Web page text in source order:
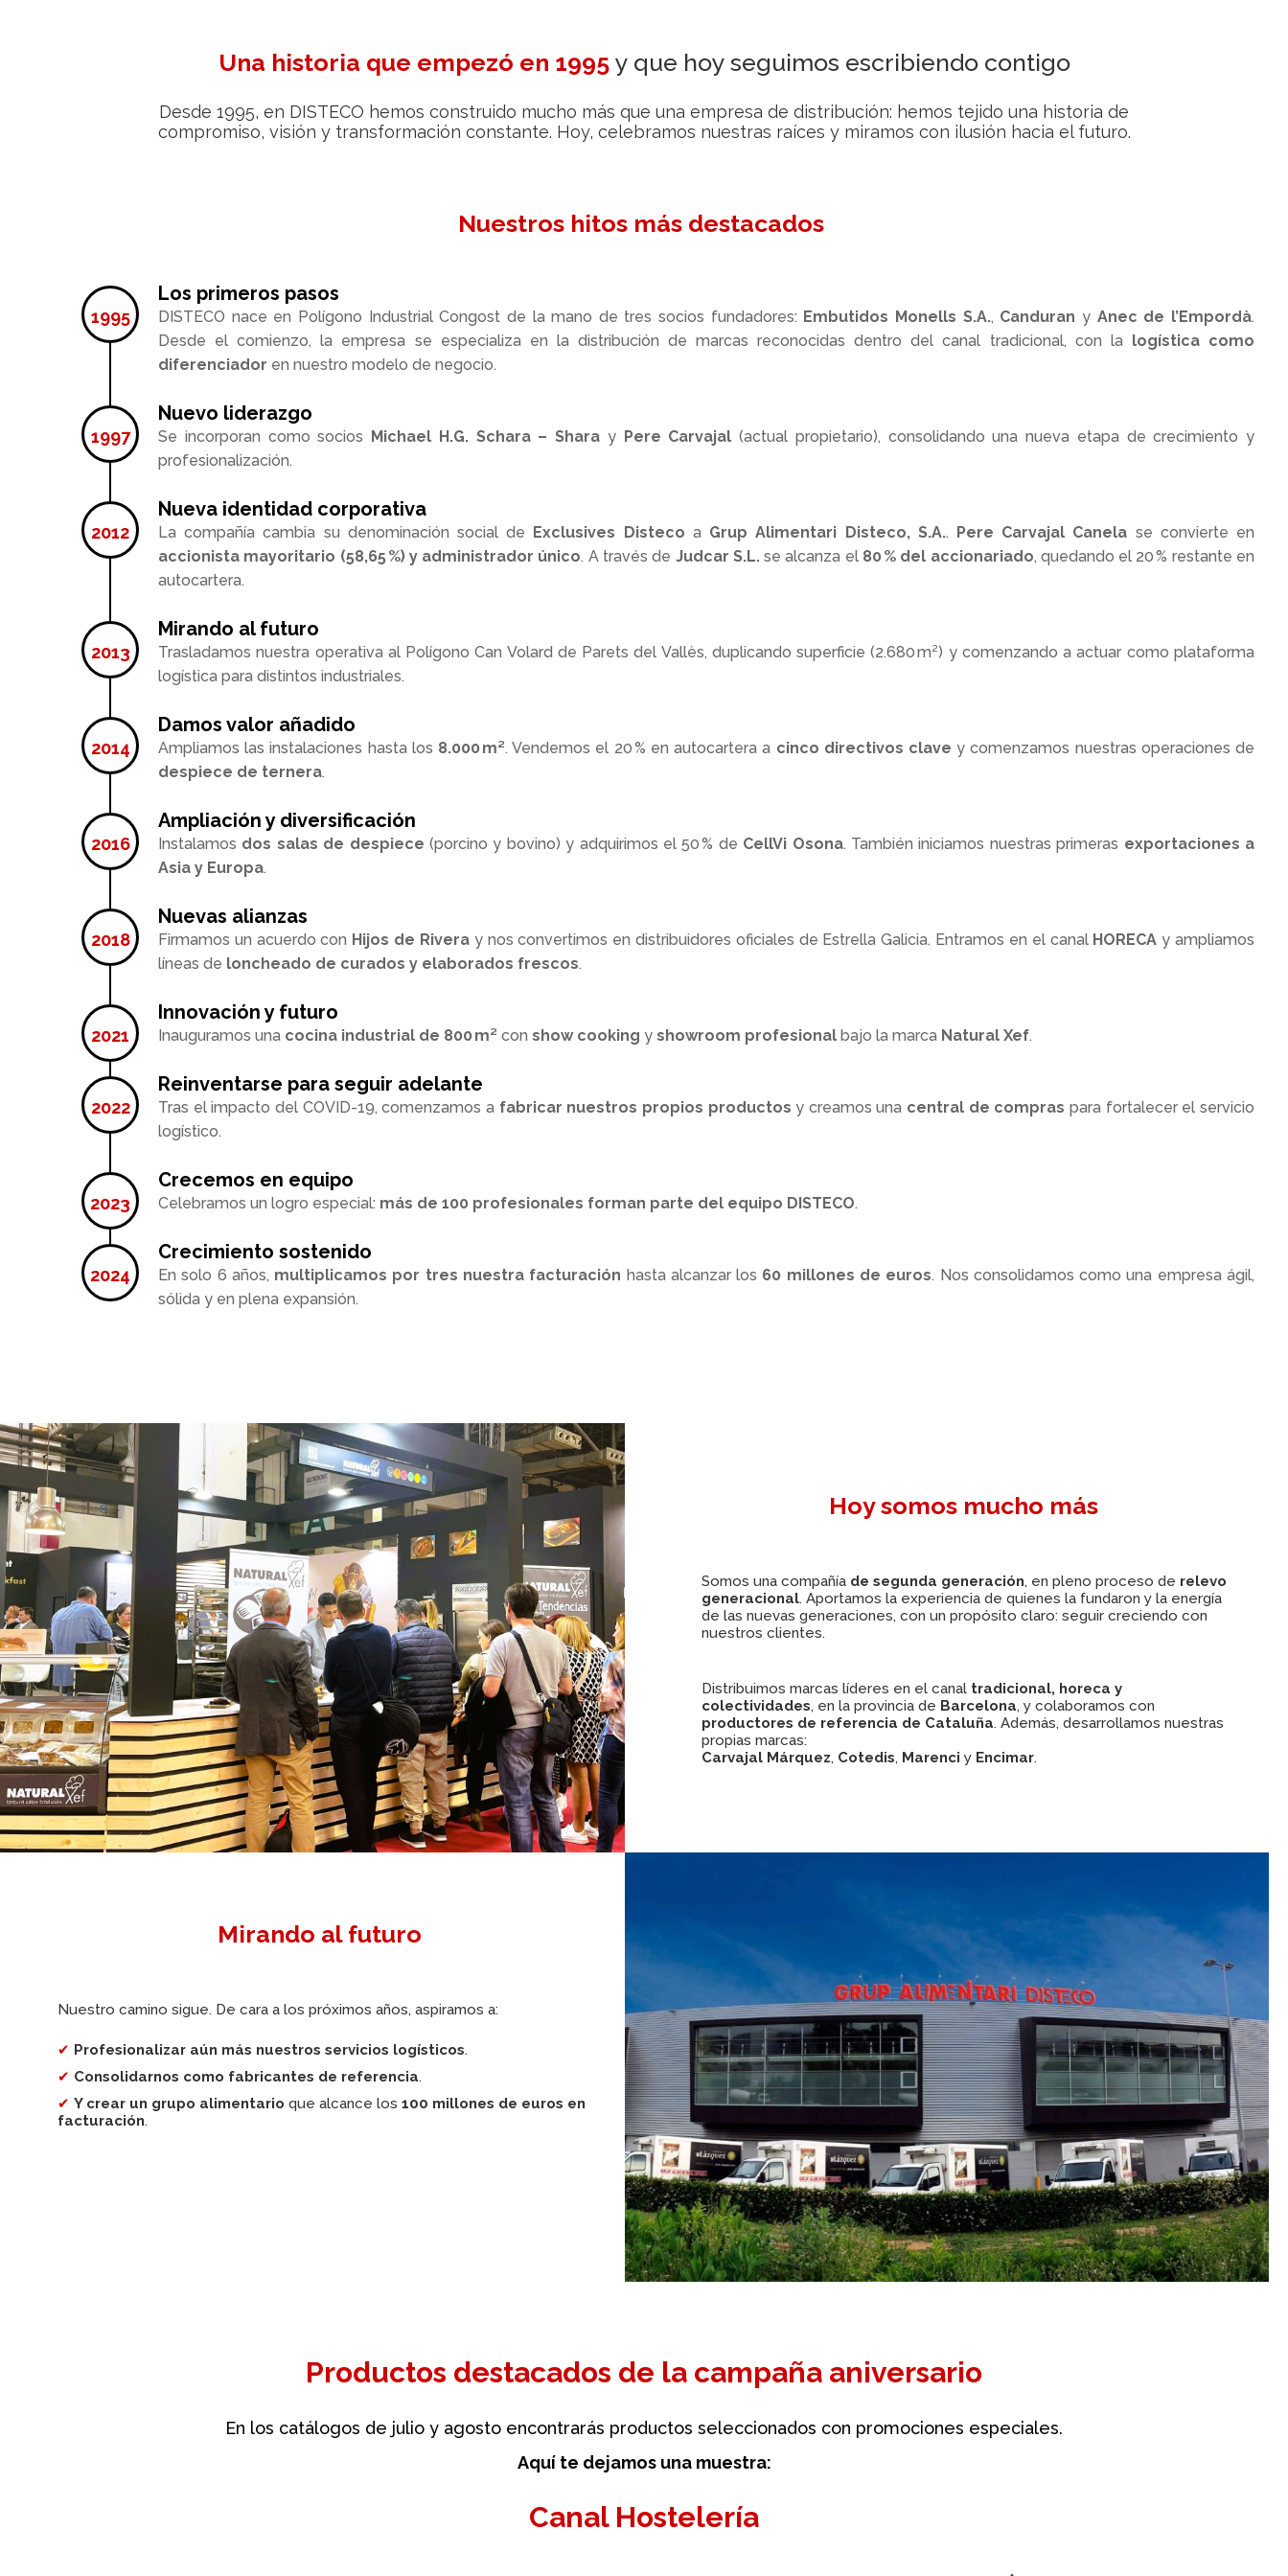
Una historia que empezó en 1995 y que hoy seguimos escribiendo contigo
Desde 1995, en DISTECO hemos construido mucho más que una empresa de distribución: hemos tejido una historia de
compromiso, visión y transformación constante. Hoy, celebramos nuestras raíces y miramos con ilusión hacia el futuro.
Nuestros hitos más destacados
Los primeros pasos
DISTECO nace en Polígono Industrial Congost de la mano de tres socios fundadores: Embutidos Monells S.A., Canduran y Anec de l’Empordà.
Desde el comienzo, la empresa se especializa en la distribución de marcas reconocidas dentro del canal tradicional, con la logística como
diferenciador en nuestro modelo de negocio.
Nuevo liderazgo
Se incorporan como socios Michael H.G. Schara – Shara y Pere Carvajal (actual propietario), consolidando una nueva etapa de crecimiento y
profesionalización.
Nueva identidad corporativa
La compañía cambia su denominación social de Exclusives Disteco a Grup Alimentari Disteco, S.A.. Pere Carvajal Canela se convierte en
accionista mayoritario (58,65 %) y administrador único. A través de Judcar S.L.se alcanza el 80 % del accionariado, quedando el 20 % restante en
autocartera.
Mirando al futuro
Trasladamos nuestra operativa al Polígono Can Volard de Parets del Vallès, duplicando superficie (2.680 m²) y comenzando a actuar como plataforma
logística para distintos industriales.
Damos valor añadido
Ampliamos las instalaciones hasta los 8.000 m². Vendemos el 20 % en autocartera a cinco directivos clave y comenzamos nuestras operaciones de
despiece de ternera.
Ampliación y diversificación
Instalamos dos salas de despiece (porcino y bovino) y adquirimos el 50 % de CellVi Osona. También iniciamos nuestras primeras exportaciones a
Asia y Europa.
Nuevas alianzas
Firmamos un acuerdo con Hijos de Riveray nos convertimos en distribuidores oficiales de Estrella Galicia. Entramos en el canal HORECA y ampliamos
líneas de loncheado de curados y elaborados frescos.
Innovación y futuro
Inauguramos una cocina industrial de 800 m² con show cooking y showroom profesional bajo la marca Natural Xef.
Reinventarse para seguir adelante
Tras el impacto del COVID-19, comenzamos a fabricar nuestros propios productos y creamos una central de compras para fortalecer el servicio
logístico.
Crecemos en equipo
Celebramos un logro especial: más de 100 profesionales forman parte del equipo DISTECO.
Crecimiento sostenido
En solo 6 años, multiplicamos por tres nuestra facturación hasta alcanzar los 60 millones de euros. Nos consolidamos como una empresa ágil,
sólida y en plena expansión.
Hoy somos mucho más
Somos una compañía de segunda generación, en pleno proceso de relevo
generacional. Aportamos la experiencia de quienes la fundaron y la energía
de las nuevas generaciones, con un propósito claro: seguir creciendo con
nuestros clientes.
Distribuimos marcas líderes en el canal tradicional, horeca y
colectividades, en la provincia de Barcelona, y colaboramos con
productores de referencia de Cataluña. Además, desarrollamos nuestras
propias marcas:
Carvajal Márquez, Cotedis, Marenci y Encimar.
Mirando al futuro
Nuestro camino sigue. De cara a los próximos años, aspiramos a:
✔ Profesionalizar aún más nuestros servicios logísticos.
✔ Consolidarnos como fabricantes de referencia.
✔ Y crear un grupo alimentario que alcance los 100 millones de euros en
facturación.
Productos destacados de la campaña aniversario
En los catálogos de julio y agosto encontrarás productos seleccionados con promociones especiales.
Aquí te dejamos una muestra:
Canal Hostelería